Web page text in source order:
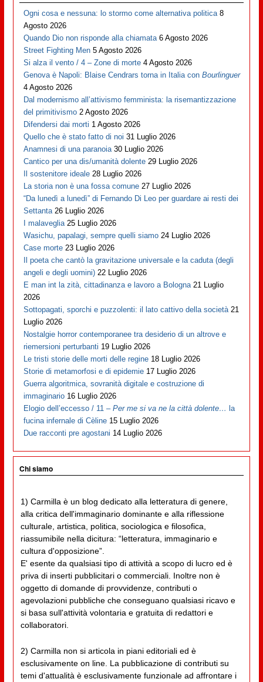
Ogni cosa e nessuna: lo stormo come alternativa politica 8
Agosto 2026
Quando Dio non risponde alla chiamata 6 Agosto 2026
Street Fighting Men 5 Agosto 2026
Si alza il vento / 4 – Zone di morte 4 Agosto 2026
Genova è Napoli: Blaise Cendrars torna in Italia conBourlinguer
4 Agosto 2026
Dal modernismo all’attivismo femminista: la risemantizzazione
del primitivismo 2 Agosto 2026
Difendersi dai morti 1 Agosto 2026
Quello che è stato fatto di noi 31 Luglio 2026
Anamnesi di una paranoia 30 Luglio 2026
Cantico per una dis/umanità dolente 29 Luglio 2026
Il sostenitore ideale 28 Luglio 2026
La storia non è una fossa comune 27 Luglio 2026
“Da lunedì a lunedì” di Fernando Di Leo per guardare ai resti dei
Settanta 26 Luglio 2026
I malaveglia 25 Luglio 2026
Wasichu, papalagi, sempre quelli siamo 24 Luglio 2026
Case morte 23 Luglio 2026
Il poeta che cantò la gravitazione universale e la caduta (degli
angeli e degli uomini) 22 Luglio 2026
E man int la zità, cittadinanza e lavoro a Bologna 21 Luglio
2026
Sottopagati, sporchi e puzzolenti: il lato cattivo della società 21
Luglio 2026
Nostalgie horror contemporanee tra desiderio di un altrove e
riemersioni perturbanti 19 Luglio 2026
Le tristi storie delle morti delle regine 18 Luglio 2026
Storie di metamorfosi e di epidemie 17 Luglio 2026
Guerra algoritmica, sovranità digitale e costruzione di
immaginario 16 Luglio 2026
Elogio dell’eccesso / 11 –Per me si va ne la città dolente… la
fucina infernale di Cèline 15 Luglio 2026
Due racconti pre agostani 14 Luglio 2026
Chi siamo
1) Carmilla è un blog dedicato alla letteratura di genere,
alla critica dell'immaginario dominante e alla riflessione
culturale, artistica, politica, sociologica e filosofica,
riassumibile nella dicitura: “letteratura, immaginario e
cultura d'opposizione”.
E' esente da qualsiasi tipo di attività a scopo di lucro ed è
priva di inserti pubblicitari o commerciali. Inoltre non è
oggetto di domande di provvidenze, contributi o
agevolazioni pubbliche che conseguano qualsiasi ricavo e
si basa sull'attività volontaria e gratuita di redattori e
collaboratori.
2) Carmilla non si articola in piani editoriali ed è
esclusivamente on line. La pubblicazione di contributi su
temi d'attualità è esclusivamente funzionale ad affrontare i